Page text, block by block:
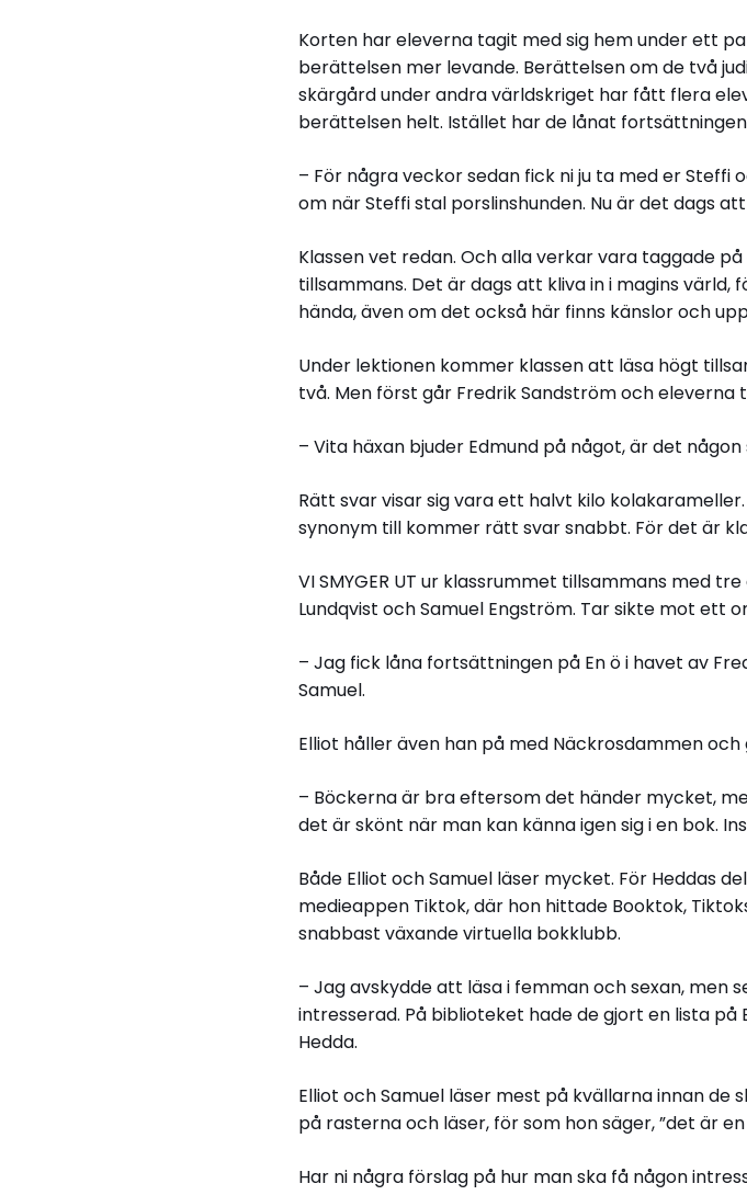
Korten har eleverna tagit med sig hem under ett
berättelsen mer levande. Berättelsen om de två
skärgård under andra världskriget har fått flera
berättelsen helt. Istället har de lånat
– För några veckor sedan fick ni ju ta med er Steffi
om när Steffi stal porslinshunden. Nu är det dags
Klassen vet redan. Och alla verkar vara taggade
tillsammans. Det är dags att kliva in i magins värld,
hända, även om det också här finns känslor och
Under lektionen kommer klassen att läsa högt
två. Men först går Fredrik Sandström och eleverna
– Vita häxan bjuder Edmund på något, är det någon
Rätt svar visar sig vara ett halvt kilo
synonym till kommer rätt svar snabbt. För det är
VI SMYGER UT ur klassrummet tillsammans med
Lundqvist och Samuel Engström. Tar sikte mot
– Jag fick låna fortsättningen på En ö i havet av
Samuel.
Elliot håller även han på med Näckrosdammen
– Böckerna är bra eftersom det händer mycket,
det är skönt när man kan känna igen sig i en bok.
Både Elliot och Samuel läser mycket. För Heddas
medieappen Tiktok, där hon hittade Booktok,
snabbast växande virtuella bokklubb.
– Jag avskydde att läsa i femman och sexan, men
intresserad. På biblioteket hade de gjort en lista
Hedda.
Elliot och Samuel läser mest på kvällarna innan de
på rasterna och läser, för som hon säger, ”det är
Har ni några förslag på hur man ska få någon